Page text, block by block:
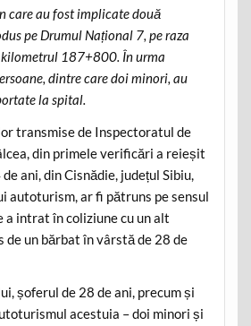
care au fost implicate două
pe Drumul Național 7, pe raza
187+800. În urma
dintre care doi minori, au
la spital.
transmise de Inspectoratul de
din primele verificări a reieșit
ani, din Cisnădie, județul Sibiu,
autoturism, ar fi pătruns pe sensul
a intrat în coliziune cu un alt
de un bărbat în vârstă de 28 de
șoferul de 28 de ani, precum și
acestuia – doi minori și